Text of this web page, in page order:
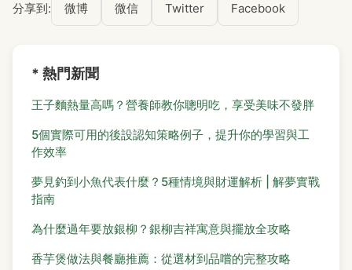
分享到: 微博 微信 Twitter Facebook
* 熱門新聞
王子麵熱量高嗎？營養師教你聰明吃，享受美味不發胖
5個實際可用的後設認知策略例子，提升你的學習與工
作效率
夢見釣到小魚代表什麼？5種情境與財運解析 | 解夢實戰
指南
為什麼過年要放銀柳？銀柳吉祥寓意與擺放全攻略
香芋煲做法與餐廳推薦：從選材到品嚐的完整攻略